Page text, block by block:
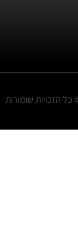
כל הזכויות שומורות